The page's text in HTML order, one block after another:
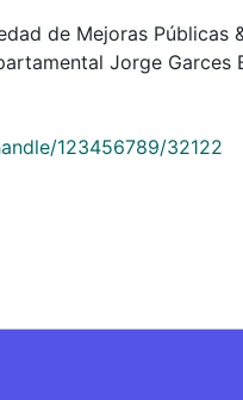
de Mejoras Públicas
Jorge Garces
123456789/32122